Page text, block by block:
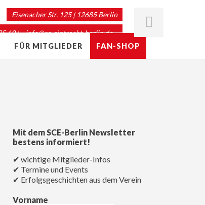
Eisenacher Str. 125 | 12685 Berlin
69 | info@sc-eintracht-berlin.de
FÜR MITGLIEDER FAN-SHOP
Mit dem SCE-Berlin Newsletter
bestens informiert!
✔ wichtige Mitglieder-Infos
✔ Termine und Events
✔ Erfolgsgeschichten aus dem Verein
Vorname